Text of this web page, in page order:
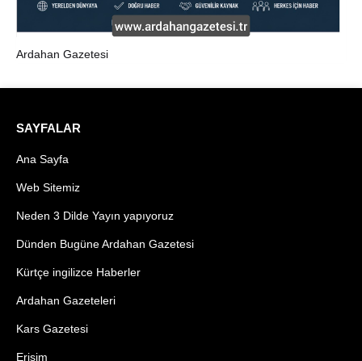
Ardahan Gazetesi
SAYFALAR
Ana Sayfa
Web Sitemiz
Neden 3 Dilde Yayın yapıyoruz
Dünden Bugüne Ardahan Gazetesi
Kürtçe ingilizce Haberler
Ardahan Gazeteleri
Kars Gazetesi
Erişim